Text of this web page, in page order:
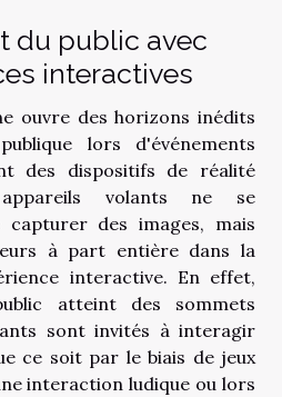
du public avec
interactives
ouvre des horizons inédits
lors d'événements
des dispositifs de réalité
volants ne se
des images, mais
à part entière dans la
interactive. En effet,
atteint des sommets
sont invités à interagir
ce soit par le biais de jeux
interaction ludique ou lors